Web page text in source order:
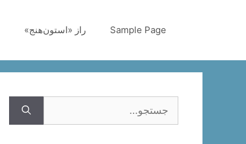
Sample Page راز «استون‌هنج»